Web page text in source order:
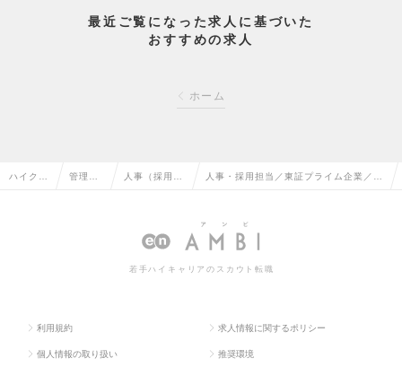
最近ご覧になった求人に基づいた
おすすめの求人
ホーム
ハイクラ 管理部 人事（採用・ 人事・採用担当／東証プライム企業／リ
求人情報
若手ハイキャリアのスカウト転職
利用規約 求人情報に関するポリシー
個人情報の取り扱い 推奨環境